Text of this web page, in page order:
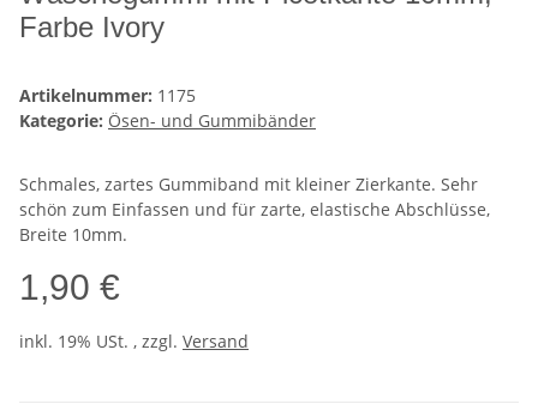
Farbe Ivory
Artikelnummer: 1175
Kategorie: Ösen- und Gummibänder
Schmales, zartes Gummiband mit kleiner Zierkante. Sehr
schön zum Einfassen und für zarte, elastische Abschlüsse,
Breite 10mm.
1,90 €
inkl. 19% USt. , zzgl. Versand